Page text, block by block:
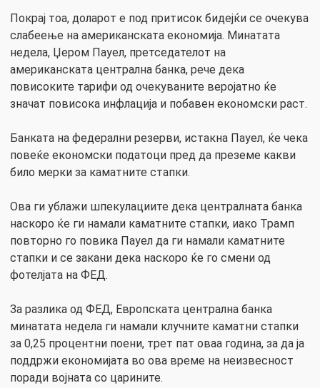
Покрај тоа, доларот е под притисок бидејќи се очекува
слабеење на американската економија. Минатата
недела, Џером Пауел, претседателот на
американската централна банка, рече дека
повисоките тарифи од очекуваните веројатно ќе
значат повисока инфлација и побавен економски раст.
Банката на федерални резерви, истакна Пауел, ќе чека
повеќе економски податоци пред да преземе какви
било мерки за каматните стапки.
Ова ги ублажи шпекулациите дека централната банка
наскоро ќе ги намали каматните стапки, иако Трамп
повторно го повика Пауел да ги намали каматните
стапки и се закани дека наскоро ќе го смени од
фотелјата на ФЕД.
За разлика од ФЕД, Европската централна банка
минатата недела ги намали клучните каматни стапки
за 0,25 процентни поени, трет пат оваа година, за да ја
поддржи економијата во ова време на неизвесност
поради војната со царините.